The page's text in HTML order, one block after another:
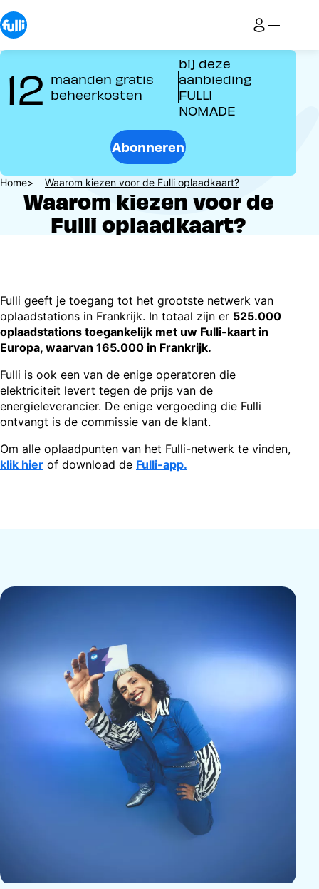
Overslaan
en
naar
de
gaan
12 maanden gratis
beheerkosten
bij deze
aanbieding
FULLI
NOMADE
Abonneren
Kruimelpad
Home Waarom kiezen voor de Fulli oplaadkaart?
Waarom kiezen voor de
Fulli oplaadkaart?
Fulli geeft je toegang tot het grootste netwerk van
oplaadstations in Frankrijk. In totaal zijn er 525.000
oplaadstations toegankelijk met uw Fulli-kaart in
Europa, waarvan 165.000 in Frankrijk.
Fulli is ook een van de enige operatoren die
elektriciteit levert tegen de prijs van de
energieleverancier. De enige vergoeding die Fulli
ontvangt is de commissie van de klant.
Om alle oplaadpunten van het Fulli-netwerk te vinden,
klik hier of download de Fulli-app.